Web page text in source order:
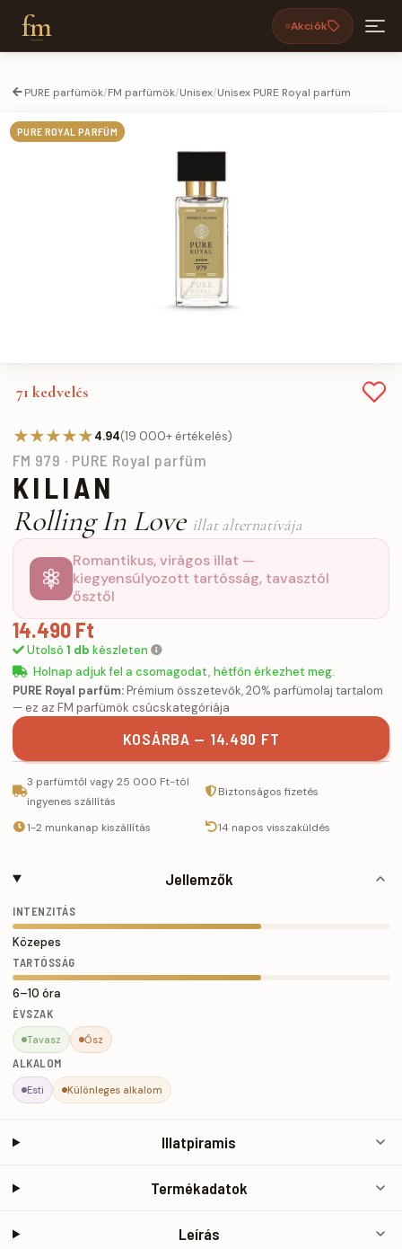
fm Akciók
PURE parfümök/FM parfümök/Unisex/Unisex PURE Royal parfüm
PURE ROYAL PARFÜM
71 kedvelés
★★★★★4.94(19 000+ értékelés)
FM 979 · PURE Royal parfüm
KILIAN
Rolling In Love illat alternatívája
Romantikus, virágos illat —
kiegyensúlyozott tartósság, tavasztól
ősztől
14.490 Ft
Utolsó 1 db készleten
Holnap adjuk fel a csomagodat, hétfőn érkezhet meg.
PURE Royal parfüm:Prémium összetevők, 20% parfümolaj tartalom
— ez az FM parfümök csúcskategóriája
KOSÁRBA — 14.490 FT
3 parfümtől vagy 25 000 Ft-tól
ingyenes szállítás
Biztonságos fizetés
1-2 munkanap kiszállítás 14 napos visszaküldés
Jellemzők
INTENZITÁS
Közepes
TARTÓSSÁG
6–10 óra
ÉVSZAK
Tavasz Ősz
ALKALOM
Esti Különleges alkalom
Illatpiramis
Termékadatok
Leírás